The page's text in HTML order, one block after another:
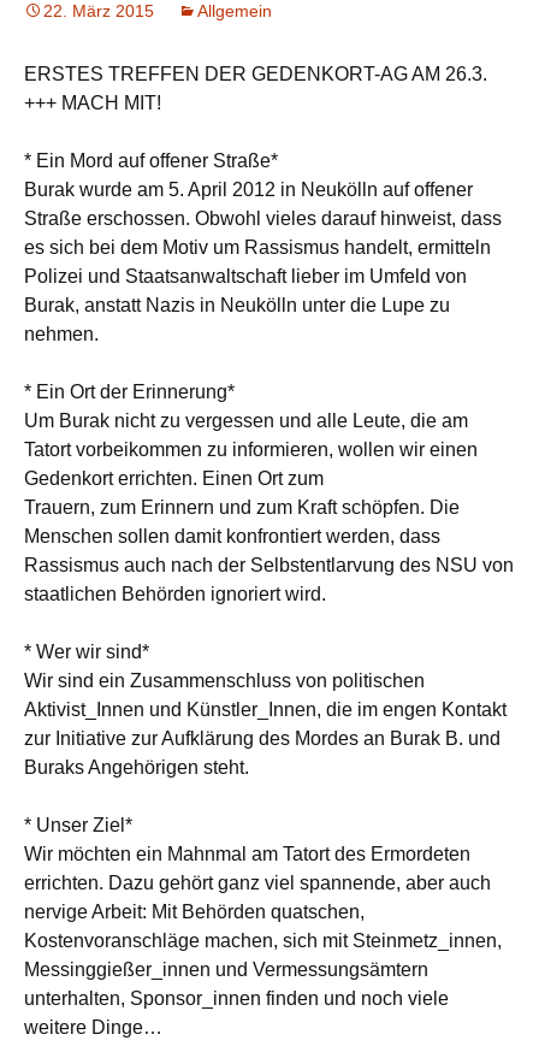
22. März 2015 Allgemein
ERSTES TREFFEN DER GEDENKORT-AG AM 26.3.
+++ MACH MIT!
* Ein Mord auf offener Straße*
Burak wurde am 5. April 2012 in Neukölln auf offener
Straße erschossen. Obwohl vieles darauf hinweist, dass
es sich bei dem Motiv um Rassismus handelt, ermitteln
Polizei und Staatsanwaltschaft lieber im Umfeld von
Burak, anstatt Nazis in Neukölln unter die Lupe zu
nehmen.
* Ein Ort der Erinnerung*
Um Burak nicht zu vergessen und alle Leute, die am
Tatort vorbeikommen zu informieren, wollen wir einen
Gedenkort errichten. Einen Ort zum
Trauern, zum Erinnern und zum Kraft schöpfen. Die
Menschen sollen damit konfrontiert werden, dass
Rassismus auch nach der Selbstentlarvung des NSU von
staatlichen Behörden ignoriert wird.
* Wer wir sind*
Wir sind ein Zusammenschluss von politischen
Aktivist_Innen und Künstler_Innen, die im engen Kontakt
zur Initiative zur Aufklärung des Mordes an Burak B. und
Buraks Angehörigen steht.
* Unser Ziel*
Wir möchten ein Mahnmal am Tatort des Ermordeten
errichten. Dazu gehört ganz viel spannende, aber auch
nervige Arbeit: Mit Behörden quatschen,
Kostenvoranschläge machen, sich mit Steinmetz_innen,
Messinggießer_innen und Vermessungsämtern
unterhalten, Sponsor_innen finden und noch viele
weitere Dinge…